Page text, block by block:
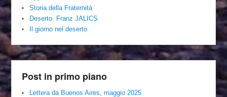
Storia della Fraternità
Deserto. Franz JALICS
Il giorno nel deserto
Post in primo piano
Lettera da Buenos Aires, maggio 2025